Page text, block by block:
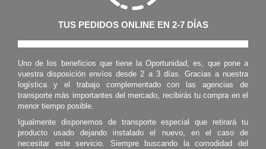
TUS PEDIDOS ONLINE EN 2-7 DÍAS
Uno de los beneficios que tiene la Oportunidad, es, que pone a
vuestra disposición envíos desde 2 a 3 días. Gracias a nuestra
logística y el trabajo complementado con las agencias de
transporte más importantes del mercado, recibirás tu compra en el
menor tiempo posible.
Igualmente disponemos de transporte especial que retirará tu
producto usado dejando instalado el nuevo, en el caso de
necesitar este servicio. Siempre buscando la comodidad del